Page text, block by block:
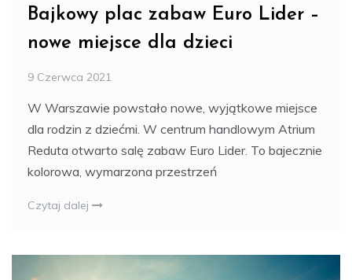
Bajkowy plac zabaw Euro Lider –
nowe miejsce dla dzieci
9 Czerwca 2021
W Warszawie powstało nowe, wyjątkowe miejsce
dla rodzin z dziećmi. W centrum handlowym Atrium
Reduta otwarto salę zabaw Euro Lider. To bajecznie
kolorowa, wymarzona przestrzeń
Czytaj dalej